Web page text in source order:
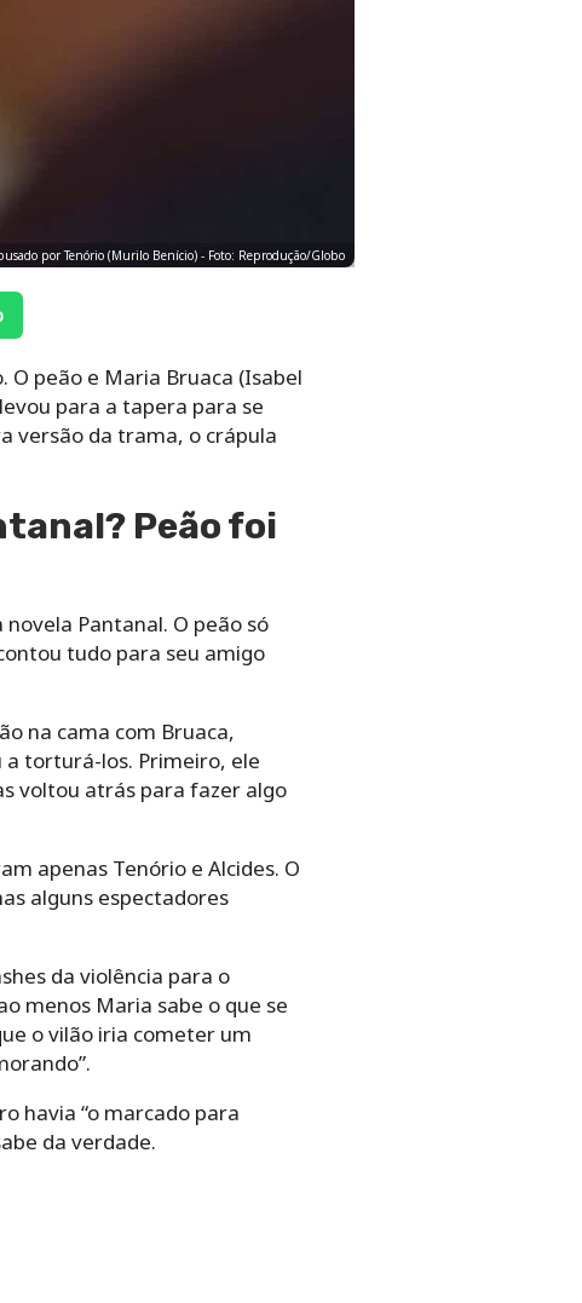
por Tenório (Murilo Benício) - Foto: Reprodução/Globo
O peão e Maria Bruaca (Isabel
para a tapera para se
versão da trama, o crápula
Peão foi
Pantanal. O peão só
tudo para seu amigo
na cama com Bruaca,
a torturá-los. Primeiro, ele
voltou atrás para fazer algo
apenas Tenório e Alcides. O
alguns espectadores
da violência para o
menos Maria sabe o que se
o vilão iria cometer um
havia “o marcado para
da verdade.